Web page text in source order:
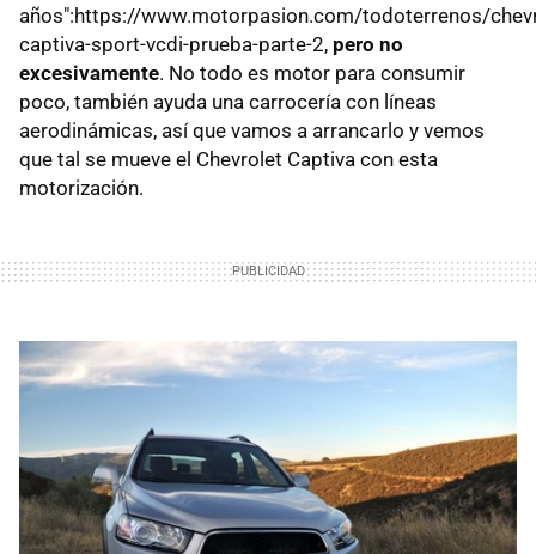
años":https://www.motorpasion.com/todoterrenos/
captiva-sport-vcdi-prueba-parte-2, pero no
excesivamente. No todo es motor para consumir
poco, también ayuda una carrocería con líneas
aerodinámicas, así que vamos a arrancarlo y vemos
que tal se mueve el Chevrolet Captiva con esta
motorización.